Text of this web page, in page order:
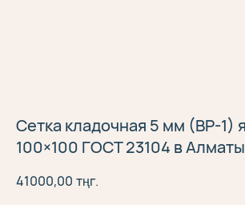
Сетка кладочная 5 мм (ВР-1)
100×100 ГОСТ 23104 в Алматы
41000,00 тңг.